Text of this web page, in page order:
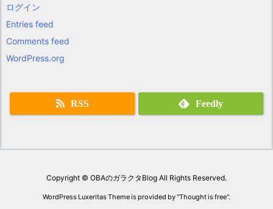
ログイン
Entries feed
Comments feed
WordPress.org
RSS Feedly
Copyright © OBAのガラクタBlog All Rights Reserved.
WordPress Luxeritas Theme is provided by "Thought is free".